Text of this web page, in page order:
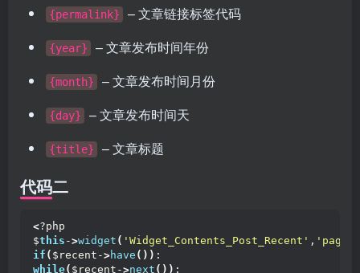
{permalink} – 文章链接标签代码
{year} – 文章发布时间年份
{month} – 文章发布时间月份
{day} – 文章发布时间天
{title} – 文章标题
代码二
<?php
$this ->widget ( 'Widget_Contents_Post_Recent' ,
if ( $recent->have ()) :
while( $recent->next ()) :